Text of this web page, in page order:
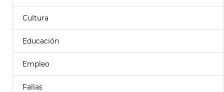
Cultura
Educación
Empleo
Fallas